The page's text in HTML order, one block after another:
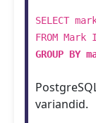
SELECT
FROM
GROUP BY
variandid.